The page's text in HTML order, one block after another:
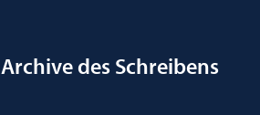
Archive des Schreibens